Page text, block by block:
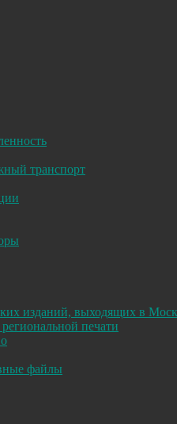
транспорт
изданий, выходящих в
печати
файлы